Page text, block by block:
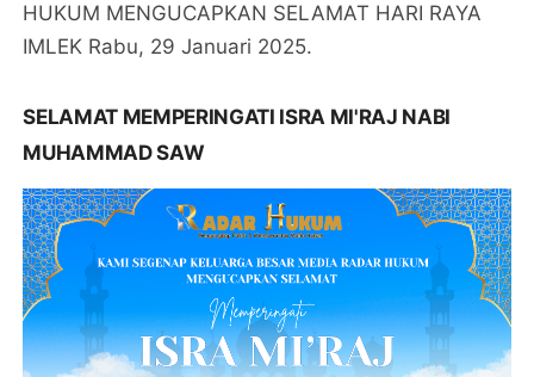
HUKUM MENGUCAPKAN SELAMAT HARI RAYA
IMLEK Rabu, 29 Januari 2025.
SELAMAT MEMPERINGATI ISRA MI'RAJ NABI
MUHAMMAD SAW